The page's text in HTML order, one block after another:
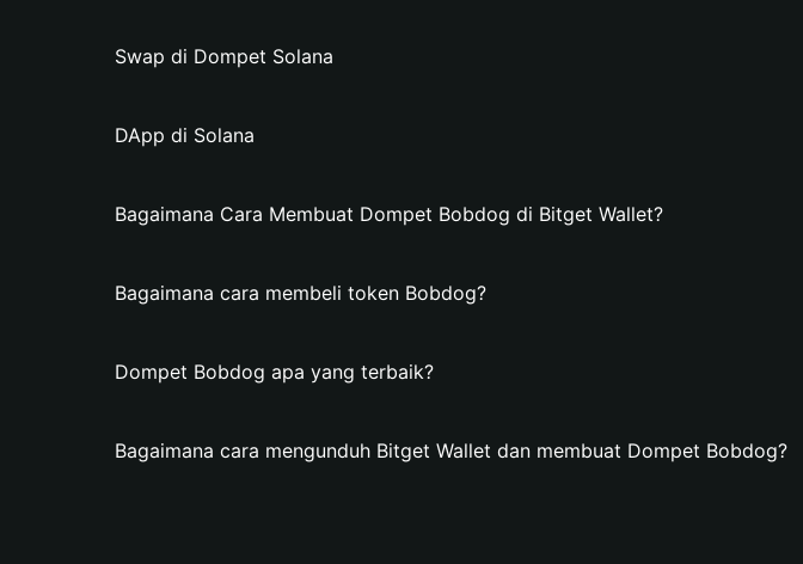
Swap di Dompet Solana
DApp di Solana
Bagaimana Cara Membuat Dompet Bobdog di Bitget Wallet?
Bagaimana cara membeli token Bobdog?
Dompet Bobdog apa yang terbaik?
Bagaimana cara mengunduh Bitget Wallet dan membuat Dompet Bobdog?